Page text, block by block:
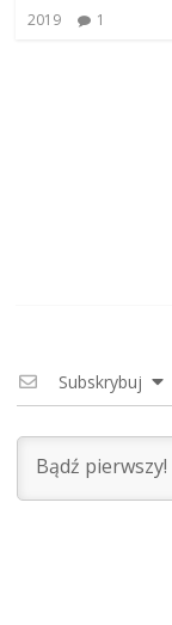
2019
1
Subskrybuj